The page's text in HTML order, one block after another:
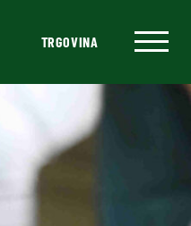
TRGOVINA